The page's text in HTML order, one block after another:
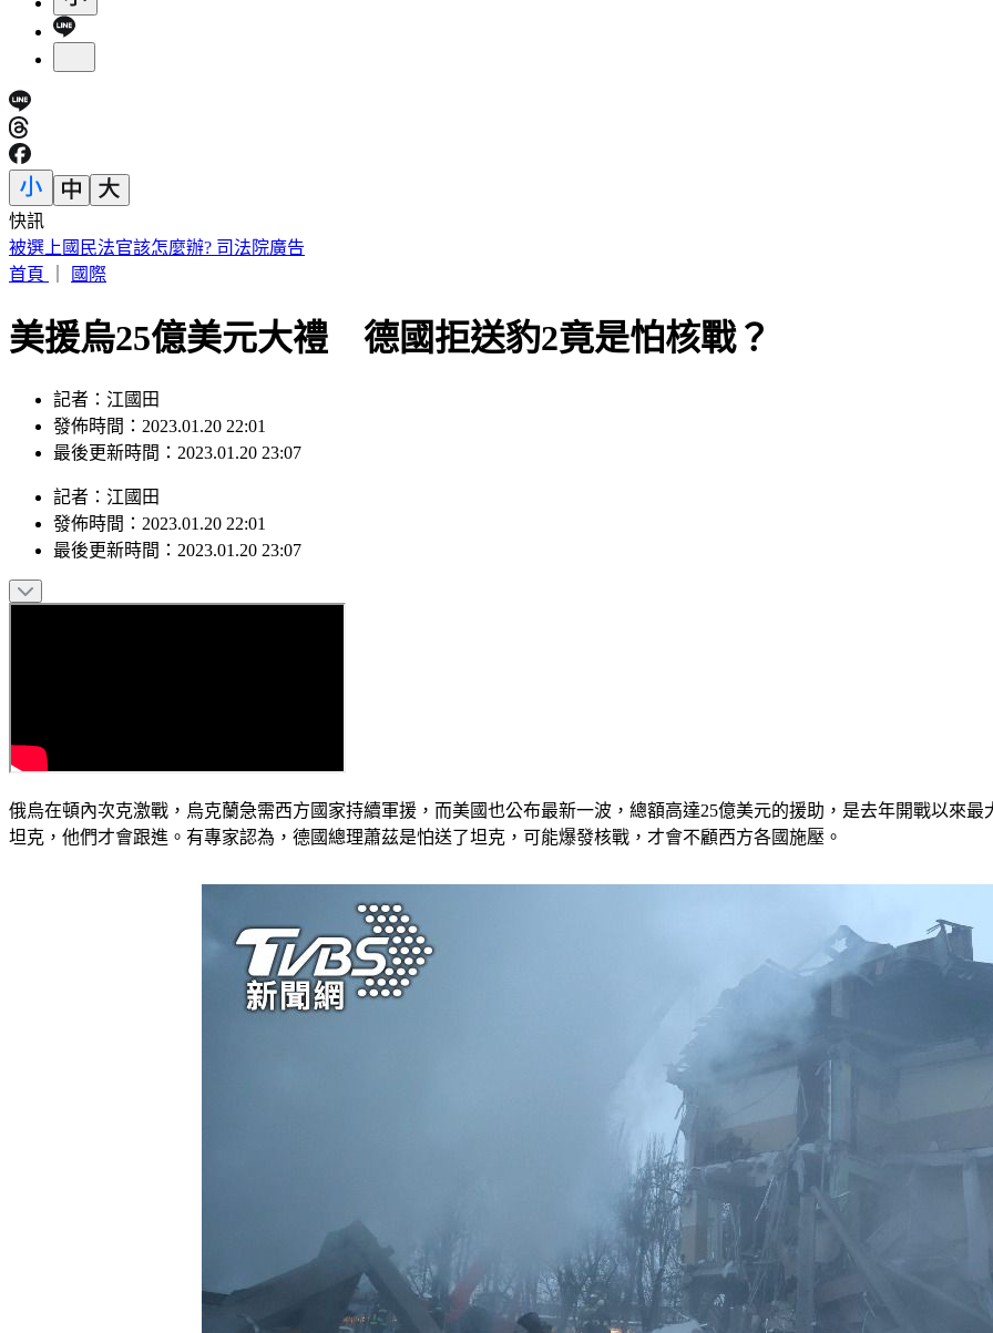
快訊
被選上國民法官該怎麼辦? 司法院廣告
首頁
國際
美援烏25億美元大禮 德國拒送豹2竟是怕核戰？
記者：江國田
發佈時間：2023.01.20 22:01
最後更新時間：2023.01.20 23:07
記者 ： 江國田
發佈時間： 2023.01.20 22:01
最後更新時間： 2023.01.20 23:07
俄烏在頓內次克激戰，烏克蘭急需西方國家持續軍援，而美國也公布最新一波，總額高達25億美元的援助，是去年開戰以來
坦克，他們才會跟進。有專家認為，德國總理蕭茲是怕送了坦克，可能爆發核戰，才會不顧西方各國施壓。